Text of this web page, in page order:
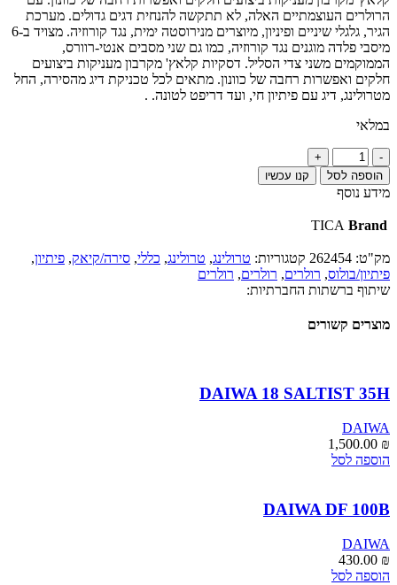
הרולרים העוצמתיים האלה, לא תתקשה להנחית דגים גדולים. מערכת
הגיר, גלגלי שיניים ופיניון, מיוצרים מנירוסטה ימית, נגד קורוזיה. מצויד ב-6
מיסבי פלדה מוגנים נגד קורוזיה, כמו גם שני מסבים אנטי-רוורס,
הממוקמים משני צדי הסליל. דסקיות קלאץ' מקרבון מעניקות ביצועים
חלקים ואפשרות רחבה של כוונון. מתאים לכל טכניקת דיג מהסירה, החל
מטרולינג, דיג עם פיתיון חי, ועד דריפט לטונה. .
במלאי
כמות
של
TICA
TEAM
TM30-
TS
הוספה לסל קנו עכשיו
מידע נוסף
Brand
TICA
מק"ט: 262454 קטגוריות: טרולינג, טרולינג, כללי, סירה/קיאק, פיתיון,
פיתיון/בולוס, רולרים, רולרים, רולרים
שיתוף ברשתות החברתיות:
מוצרים קשורים
DAIWA 18 SALTIST 35H
DAIWA
1,500.00 ₪
הוספה לסל
DAIWA DF 100B
DAIWA
430.00 ₪
הוספה לסל